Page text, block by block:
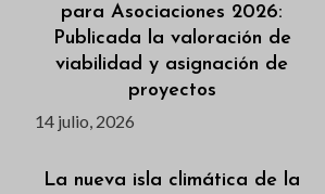
para Asociaciones 2026:
Publicada la valoración de
viabilidad y asignación de
proyectos
14 julio, 2026
La nueva isla climática de la